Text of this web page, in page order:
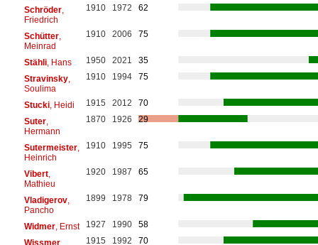
Schröder,
Friedrich
1910 1972 62
Schütter,
Meinrad
1910 2006 75
Stähli, Hans 1950 2021
35
Stravinsky,
Soulima
1910 1994 75
Stucki, Heidi 1915 2012
70
Suter,
Hermann
1870 1926 29
Sutermeister,
Heinrich
1910 1995 75
Vibert,
Mathieu
1920 1987 65
Vladigerov,
Pancho
1899 1978 79
Widmer, Ernst 1927 1990
58
Wissmer, 1915 1992 70